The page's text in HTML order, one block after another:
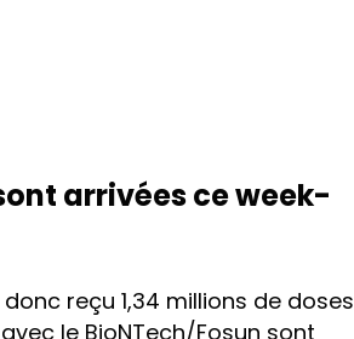
arrivées ce week-
reçu 1,34 millions de doses
le BioNTech/Fosun sont